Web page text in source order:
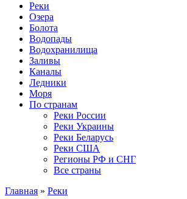
Реки
Озера
Болота
Водопады
Водохранилища
Заливы
Каналы
Ледники
Моря
По странам
Реки России
Реки Украины
Реки Беларусь
Реки США
Регионы РФ и СНГ
Все страны
Главная » Реки